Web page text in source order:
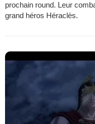
prochain round. Leur
grand héros Héraclès.